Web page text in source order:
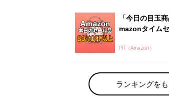
「今日の目玉
mazonタイム
PR（Amazon）
ランキングを